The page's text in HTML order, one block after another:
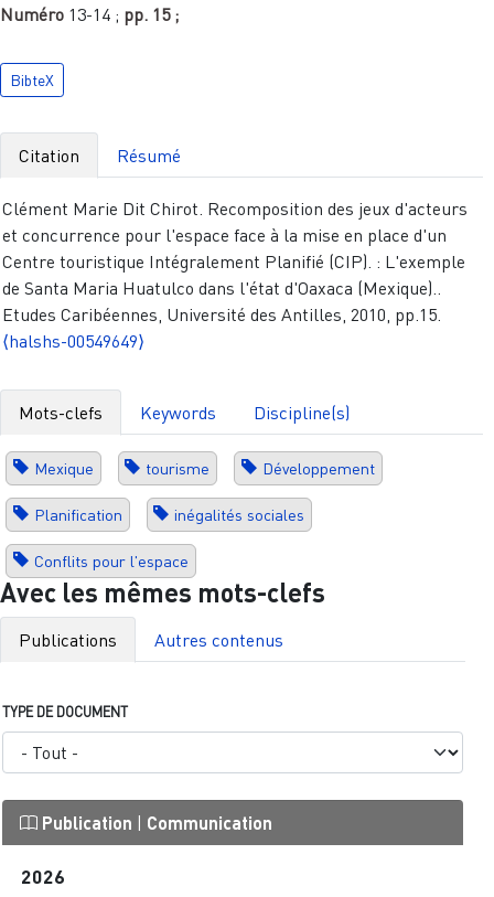
Numéro 13-14 ; pp. 15 ;
BibteX
Citation Résumé
Clément Marie Dit Chirot. Recomposition des jeux d'acteurs
et concurrence pour l'espace face à la mise en place d'un
Centre touristique Intégralement Planifié (CIP). : L'exemple
de Santa Maria Huatulco dans l'état d'Oaxaca (Mexique)..
Etudes Caribéennes, Université des Antilles, 2010, pp.15.
⟨halshs-00549649⟩
Mots-clefs Keywords Discipline(s)
Mexique tourisme Développement
Planification inégalités sociales
Conflits pour l'espace
Avec les mêmes mots-clefs
Publications Autres contenus
TYPE DE DOCUMENT
Publication | Communication
2026